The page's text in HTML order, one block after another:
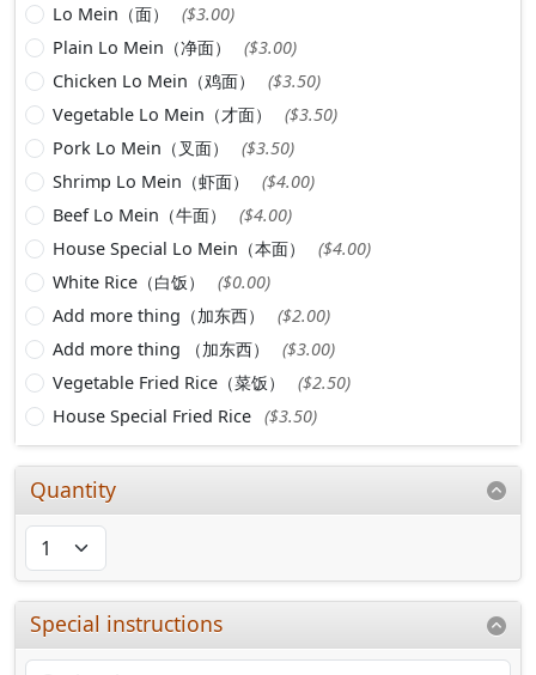
Lo Mein（面）
($3.00)
Plain Lo Mein（净面）
($3.00)
Chicken Lo Mein（鸡面）
($3.50)
Vegetable Lo Mein（才面）
($3.50)
Pork Lo Mein（叉面）
($3.50)
Shrimp Lo Mein（虾面）
($4.00)
Beef Lo Mein（牛面）
($4.00)
House Special Lo Mein（本面）
($4.00)
White Rice（白饭）
($0.00)
Add more thing（加东西）
($2.00)
Add more thing （加东西）
($3.00)
Vegetable Fried Rice（菜饭）
($2.50)
House Special Fried Rice ($3.50)
Quantity
Special instructions